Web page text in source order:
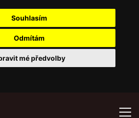
Souhlasím
Odmítám
mé předvolby